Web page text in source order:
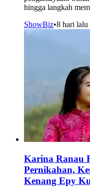
hingga langkah
ShowBiz•8 hari lalu
Karina Ranau
Pernikahan,
Kenang Epy